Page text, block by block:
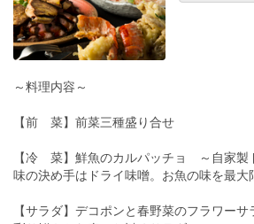
～料理内容～
【前 菜】前菜三種盛り合せ
【冷 菜】鮮魚のカルパッチョ ～自家製
味の決め手はドライ味噌。お魚の味を最大
【サラダ】デコポンと春野菜のフラワーサ